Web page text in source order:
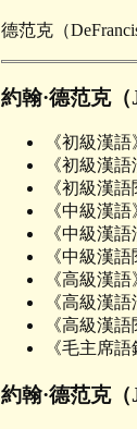
德范克（
約翰·德范克
《初級漢語
《初級漢語
《初級漢
《中級漢語
《中級漢語
《中級漢
《高級漢語
《高級漢語
《高級漢語
《毛主席語
約翰·德范克